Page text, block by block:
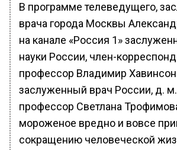
В программе телеведущего,
врача города Москвы
на канале «Россия 1»
науки России, член-
профессор Владимир
заслуженный врач России, д. м.
профессор Светлана
мороженое вредно и вовсе
сокращению человеческой